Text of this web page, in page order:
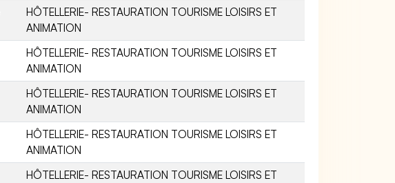
HÔTELLERIE- RESTAURATION TOURISME LOISIRS ET
ANIMATION
HÔTELLERIE- RESTAURATION TOURISME LOISIRS ET
ANIMATION
HÔTELLERIE- RESTAURATION TOURISME LOISIRS ET
ANIMATION
HÔTELLERIE- RESTAURATION TOURISME LOISIRS ET
ANIMATION
HÔTELLERIE- RESTAURATION TOURISME LOISIRS ET